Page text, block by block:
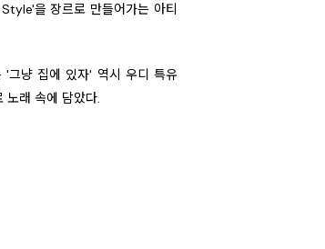
을 장르로 만들어가는 아티
'그냥 집에 있자' 역시 우디 특유
노래 속에 담았다.